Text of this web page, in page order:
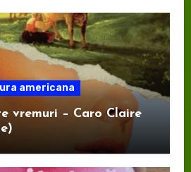
americana
vremuri – Caro Claire